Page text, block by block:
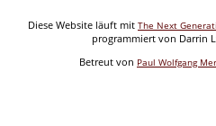
Diese Website läuft mit The Next
programmiert von Darrin
Betreut von Paul Wolfgang